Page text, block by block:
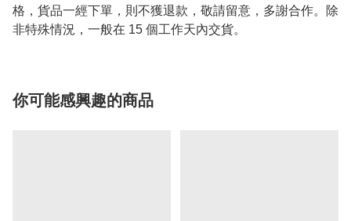
格，貨品一經下單，則不獲退款，敬請留意，多謝合作。除
非特殊情況，一般在 15 個工作天內交貨。
你可能感興趣的商品